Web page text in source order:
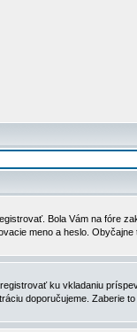
Bola Vám na fóre
meno a heslo.
ku vkladaniu
doporučujeme. Zaberie to